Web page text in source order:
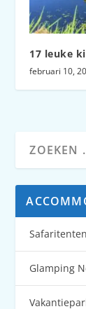
17 leuke
februari 10,
Glamping